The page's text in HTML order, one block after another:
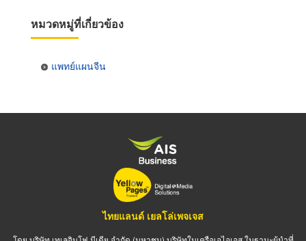
หมวดหมู่ที่เกี่ยวข้อง
แพทย์แผนจีน
ไทยแลนด์ เยลโล่เพจเจส